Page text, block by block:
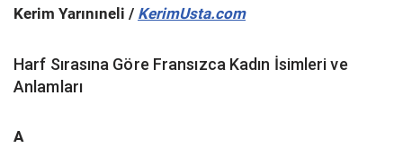
Kerim Yarınıneli / KerimUsta.com
Harf Sırasına Göre Fransızca Kadın İsimleri ve
Anlamları
A